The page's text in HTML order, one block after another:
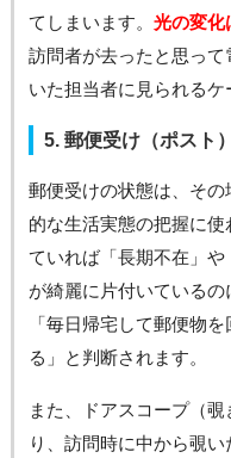
てしまいます。 光の変化
訪問者が去ったと思っ
いた担当者に見られるケ
5. 郵便受け（ポスト
郵便受けの状態は、そ
的な生活実態の把握に
ていれば「長期不在」
が綺麗に片付いている
「毎日帰宅して郵便物
る」と判断されます。
また、ドアスコープ（
り、訪問時に中から覗